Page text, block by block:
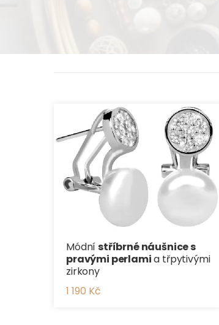
Módnístříbrné náušnice s
pravými perlamia třpytivými
zirkony
1 190 Kč